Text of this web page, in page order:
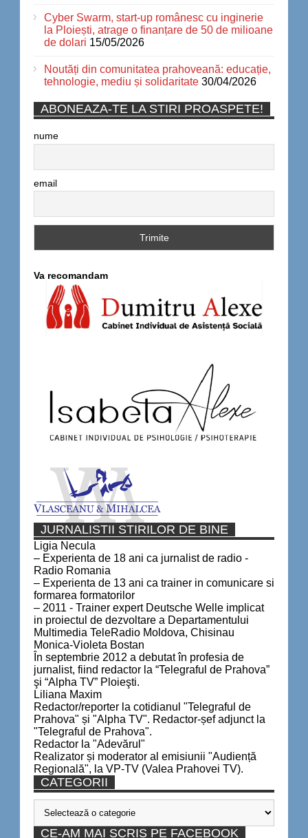
Cyber Swarm, start-up românesc cu inginerie
la Ploiești, atrage o finanțare de 50 de milioane
de dolari 15/05/2026
Noutăți din comunitatea prahoveană: educație,
tehnologie, mediu și solidaritate 30/04/2026
ABONEAZA-TE LA STIRI PROASPETE!
nume
email
Va recomandam
JURNALISTII STIRILOR DE BINE
Ligia Necula
– Experienta de 18 ani ca jurnalist de radio -
Radio Romania
– Experienta de 13 ani ca trainer in comunicare si
formarea formatorilor
– 2011 - Trainer expert Deutsche Welle implicat
in proiectul de dezvoltare a Departamentului
Multimedia TeleRadio Moldova, Chisinau
Monica-Violeta Bostan
În septembrie 2012 a debutat în profesia de
jurnalist, fiind redactor la “Telegraful de Prahova”
şi “Alpha TV” Ploieşti.
Liliana Maxim
Redactor/reporter la cotidianul "Telegraful de
Prahova" și "Alpha TV". Redactor-șef adjunct la
"Telegraful de Prahova".
Redactor la "Adevărul"
Realizator și moderator al emisiunii "Audiență
Regională", la VP-TV (Valea Prahovei TV).
CATEGORII
Categorii
CE-AM MAI SCRIS PE FACEBOOK